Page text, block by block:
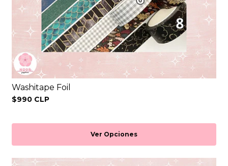
Washitape Foil
$990 CLP
Ver Opciones